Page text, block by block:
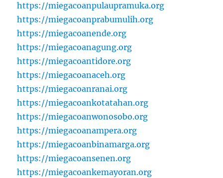
https://miegacoanpulaupramuka.org
https://miegacoanprabumulih.org
https://miegacoanende.org
https://miegacoanagung.org
https://miegacoantidore.org
https://miegacoanaceh.org
https://miegacoanranai.org
https://miegacoankotatahan.org
https://miegacoanwonosobo.org
https://miegacoanampera.org
https://miegacoanbinamarga.org
https://miegacoansenen.org
https://miegacoankemayoran.org